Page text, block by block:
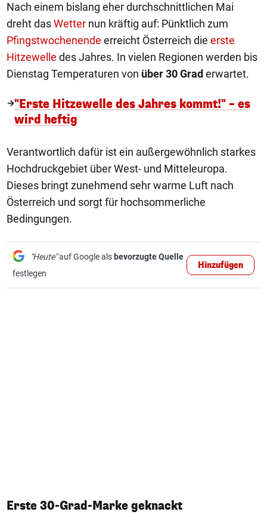
Nach einem bislang eher durchschnittlichen Mai
dreht dasWetter nun kräftig auf: Pünktlich zum
Pfingstwochenende erreicht Österreich die erste
Hitzewelle des Jahres. In vielen Regionen werden bis
Dienstag Temperaturen von über 30 Grad erwartet.
"Erste Hitzewelle des Jahres kommt!" – es
wird heftig
Verantwortlich dafür ist ein außergewöhnlich starkes
Hochdruckgebiet über West- und Mitteleuropa.
Dieses bringt zunehmend sehr warme Luft nach
Österreich und sorgt für hochsommerliche
Bedingungen.
"Heute"auf Google als bevorzugte Quelle
festlegen
Hinzufügen
Erste 30-Grad-Marke geknackt